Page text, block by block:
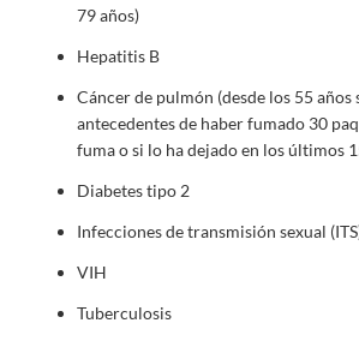
79 años)
Hepatitis B
Cáncer de pulmón (desde los 55 años
antecedentes de haber fumado 30
fuma o si lo ha dejado en los últimos
Diabetes tipo 2
Infecciones de transmisión sexual
VIH
Tuberculosis